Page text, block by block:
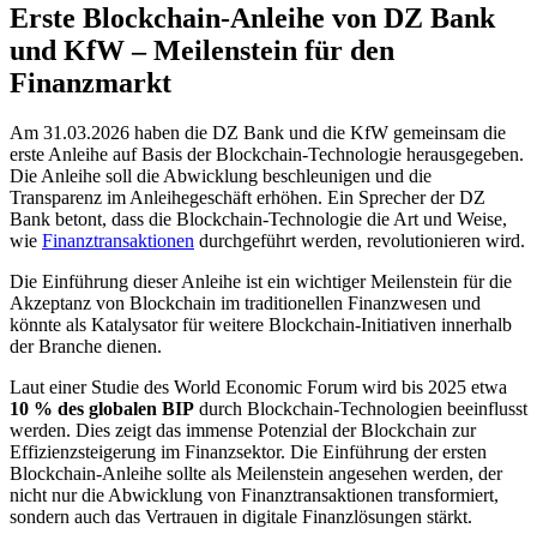
Erste Blockchain-Anleihe von DZ Bank
und KfW – Meilenstein für den
Finanzmarkt
Am 31.03.2026 haben die DZ Bank und die KfW gemeinsam die
erste Anleihe auf Basis der Blockchain-Technologie herausgegeben.
Die Anleihe soll die Abwicklung beschleunigen und die
Transparenz im Anleihegeschäft erhöhen. Ein Sprecher der DZ
Bank betont, dass die Blockchain-Technologie die Art und Weise,
wie Finanztransaktionen durchgeführt werden, revolutionieren wird.
Die Einführung dieser Anleihe ist ein wichtiger Meilenstein für die
Akzeptanz von Blockchain im traditionellen Finanzwesen und
könnte als Katalysator für weitere Blockchain-Initiativen innerhalb
der Branche dienen.
Laut einer Studie des World Economic Forum wird bis 2025 etwa
10 % des globalen BIP durch Blockchain-Technologien beeinflusst
werden. Dies zeigt das immense Potenzial der Blockchain zur
Effizienzsteigerung im Finanzsektor. Die Einführung der ersten
Blockchain-Anleihe sollte als Meilenstein angesehen werden, der
nicht nur die Abwicklung von Finanztransaktionen transformiert,
sondern auch das Vertrauen in digitale Finanzlösungen stärkt.